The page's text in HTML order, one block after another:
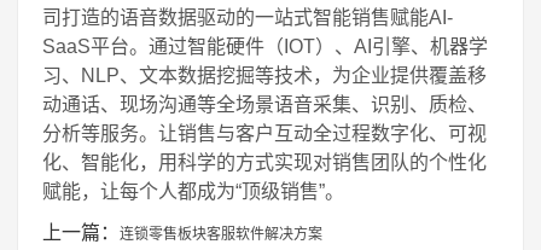
司打造的语音数据驱动的一站式智能销售赋能AI-
SaaS平台。通过智能硬件（IOT）、AI引擎、机器学
习、NLP、文本数据挖掘等技术，为企业提供覆盖移
动通话、现场沟通等全场景语音采集、识别、质检、
分析等服务。让销售与客户互动全过程数字化、可视
化、智能化，用科学的方式实现对销售团队的个性化
赋能，让每个人都成为“顶级销售”。
上一篇：
连锁零售板块客服软件解决方案